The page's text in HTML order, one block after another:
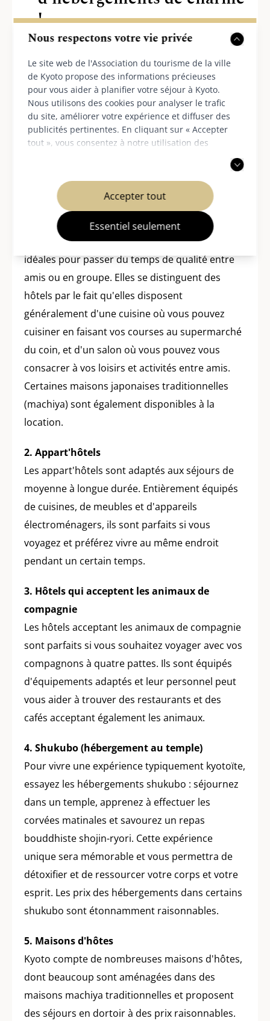
Nous respectons votre vie privée
Le site web de l'Association du tourisme de la ville
de Kyoto propose des informations précieuses
pour vous aider à planifier votre séjour à Kyoto.
Nous utilisons des cookies pour analyser le trafic
du site, améliorer votre expérience et diffuser des
publicités pertinentes. En cliquant sur « Accepter
tout », vous consentez à notre utilisation des
d'informations, veuillez consulter notrepolitique
de confidentialité
Accepter tout
Essentiel seulement
!
1. Location de maison de vacances
Les locations de maisons de vacances sont
idéales pour passer du temps de qualité entre
amis ou en groupe. Elles se distinguent des
hôtels par le fait qu'elles disposent
généralement d'une cuisine où vous pouvez
cuisiner en faisant vos courses au supermarché
du coin, et d'un salon où vous pouvez vous
consacrer à vos loisirs et activités entre amis.
Certaines maisons japonaises traditionnelles
(machiya) sont également disponibles à la
location.
2. Appart'hôtels
Les appart'hôtels sont adaptés aux séjours de
moyenne à longue durée. Entièrement équipés
de cuisines, de meubles et d'appareils
électroménagers, ils sont parfaits si vous
voyagez et préférez vivre au même endroit
pendant un certain temps.
3. Hôtels qui acceptent les animaux de
compagnie
Les hôtels acceptant les animaux de compagnie
sont parfaits si vous souhaitez voyager avec vos
compagnons à quatre pattes. Ils sont équipés
d'équipements adaptés et leur personnel peut
vous aider à trouver des restaurants et des
cafés acceptant également les animaux.
4. Shukubo (hébergement au temple)
Pour vivre une expérience typiquement kyotoïte,
essayez les hébergements shukubo : séjournez
dans un temple, apprenez à effectuer les
corvées matinales et savourez un repas
bouddhiste shojin-ryori. Cette expérience
unique sera mémorable et vous permettra de
détoxifier et de ressourcer votre corps et votre
esprit. Les prix des hébergements dans certains
shukubo sont étonnamment raisonnables.
5. Maisons d'hôtes
Kyoto compte de nombreuses maisons d'hôtes,
dont beaucoup sont aménagées dans des
maisons machiya traditionnelles et proposent
des séjours en dortoir à des prix raisonnables.